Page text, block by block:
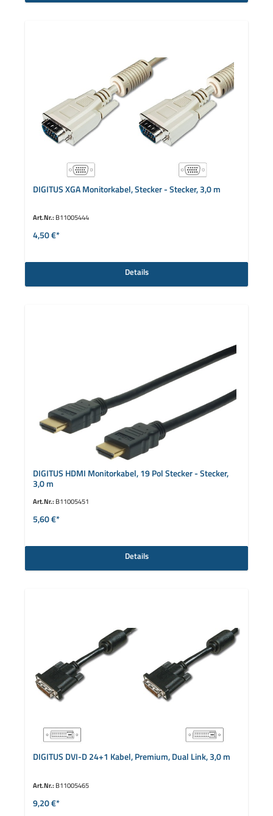
DIGITUS XGA Monitorkabel, Stecker - Stecker, 3,0 m
Art.Nr.: B11005444
4,50 €*
Details
DIGITUS HDMI Monitorkabel, 19 Pol Stecker - Stecker,
3,0 m
Art.Nr.: B11005451
5,60 €*
Details
DIGITUS DVI-D 24+1 Kabel, Premium, Dual Link, 3,0 m
Art.Nr.: B11005465
9,20 €*